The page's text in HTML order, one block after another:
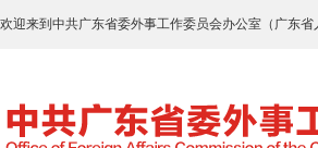
欢迎来到中共广东省委外事工作委员会办公室（广东省